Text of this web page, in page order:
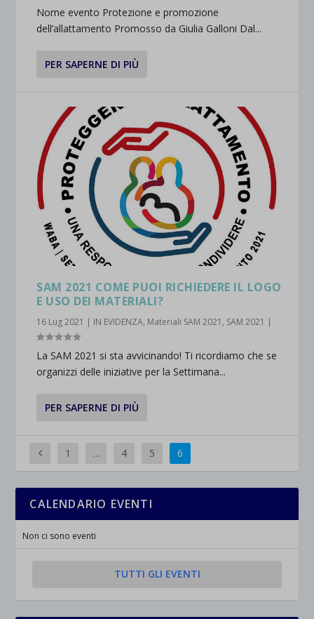
Nome evento Protezione e promozione
dell’allattamento Promosso da Giulia Galloni Dal...
PER SAPERNE DI PIÙ
SAM 2021 COME PUOI RICHIEDERE IL LOGO
E USO DEI MATERIALI?
16 Lug 2021 | IN EVIDENZA, Materiali SAM 2021 , SAM 2021 |
La SAM 2021 si sta avvicinando! Ti ricordiamo che se
organizzi delle iniziative per la Settimana...
PER SAPERNE DI PIÙ
1 … 4 5 6
CALENDARIO EVENTI
Non ci sono eventi
TUTTI GLI EVENTI